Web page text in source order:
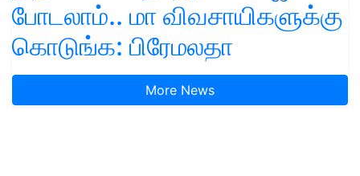
போடலாம்.. மா விவசாயிகளுக்கு
கொடுங்க: பிரேமலதா
More News